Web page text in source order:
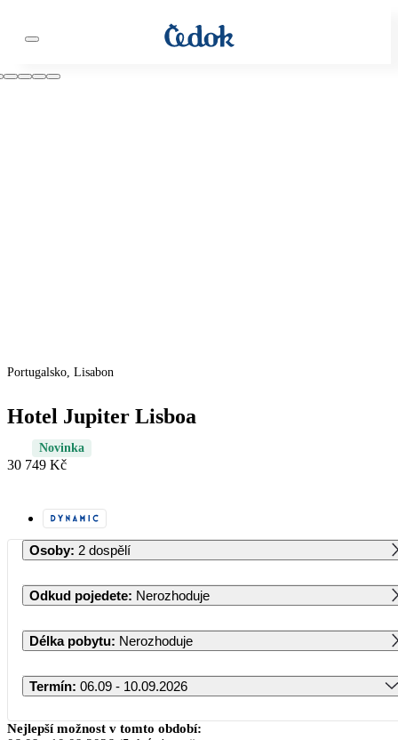
Portugalsko, Lisabon
Hotel Jupiter Lisboa
Novinka
30 749 Kč
Osoby: 2 dospělí
Odkud pojedete: Nerozhoduje
Délka pobytu: Nerozhoduje
Termín: 06.09 - 10.09.2026
Září 2026
Nejlepší možnost v tomto období: